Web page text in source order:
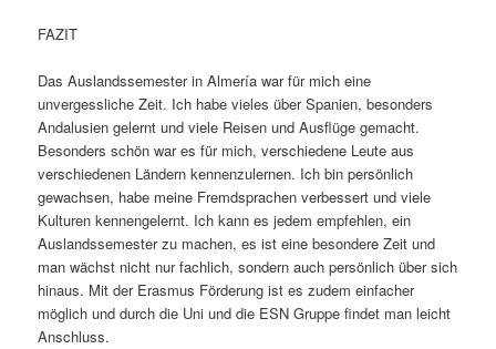
FAZIT
Das Auslandssemester in Almería war für mich eine
unvergessliche Zeit. Ich habe vieles über Spanien, besonders
Andalusien gelernt und viele Reisen und Ausflüge gemacht.
Besonders schön war es für mich, verschiedene Leute aus
verschiedenen Ländern kennenzulernen. Ich bin persönlich
gewachsen, habe meine Fremdsprachen verbessert und viele
Kulturen kennengelernt. Ich kann es jedem empfehlen, ein
Auslandssemester zu machen, es ist eine besondere Zeit und
man wächst nicht nur fachlich, sondern auch persönlich über sich
hinaus. Mit der Erasmus Förderung ist es zudem einfacher
möglich und durch die Uni und die ESN Gruppe findet man leicht
Anschluss.